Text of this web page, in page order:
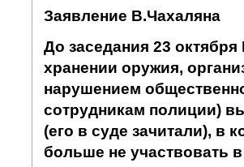
Заявление В.Чахаляна
До заседания 23
хранении оружия,
нарушением
сотрудникам полиции)
(его в суде зачитали), в
больше не участвовать